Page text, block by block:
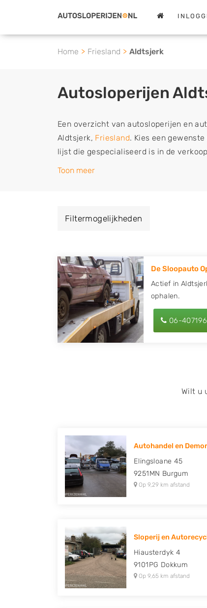
Home Friesland Aldtsjerk
Autosloperijen
Een overzicht van autosloperijen en
Aldtsjerk, Friesland. Kies een
lijst die gespecialiseerd is in de
sloopauto onderdelen of in de inkoop
of deze liever laten ophalen op een
Zoekt u liever naar een sloperij in een
hier alle bedrijven inFriesland . U kunt
behulp van uw postcode.
U kunt er ook voor kiezen om direct uw
laten halen door de Sloopauto
onderdelen offerte aanvragen? Dat
kenteken in en druk op verzenden.
Honda, Hyundai, Kia, Mazda, Mercedes
Peugeot, Porsche, Renault, Seat,
Volkswagen en Volvo.
Toon meer
Filtermogelijkheden
De Sloopauto
Actief in
ophalen.
06-
Wilt u
Autohandel en
Elingsloane 45
9251MN Burgum
Op 9,29 km afstand
Sloperij en
Hiausterdyk 4
9101PG Dokkum
Op 9,65 km afstand